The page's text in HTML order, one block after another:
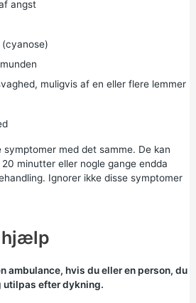
angst
muligvis af en eller flere lemmer
symptomer med det samme. De kan
minutter eller nogle gange endda
Ignorer ikke disse symptomer
hjælp
ambulance, hvis du eller en person, du
utilpas efter dykning.